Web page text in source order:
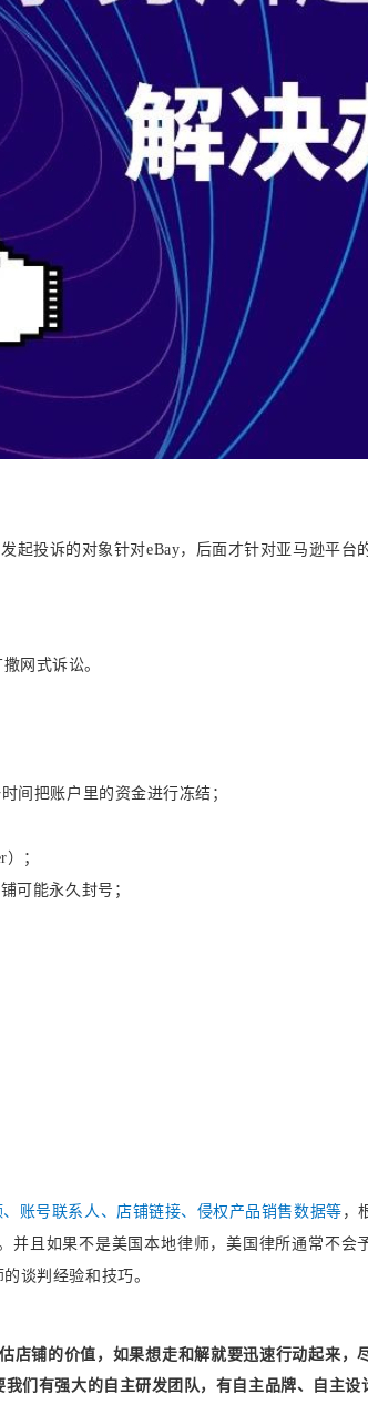
起投诉的对象针对eBay，后面才针对亚马逊平台
网式诉讼。
间把账户里的资金进行冻结；
）；
可能永久封号；
账号联系人 、店铺链接、侵权产品销售数据等 ，
且如果不是美国本地律师，美国律所通常不
谈判经验和技巧。
店铺的价值，如果想走和解就要迅速行动起来
们有强大的自主研发团队，有自主品牌、自主